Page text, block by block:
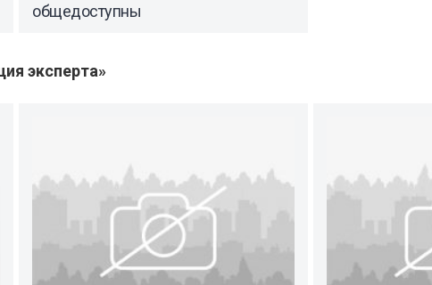
общедоступны
эксперта»